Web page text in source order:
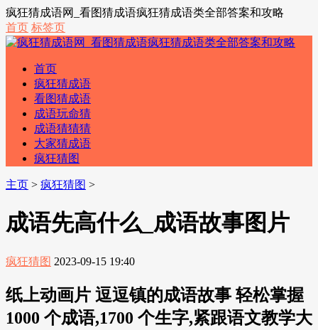
疯狂猜成语网_看图猜成语疯狂猜成语类全部答案和攻略
首页 标签页
首页
疯狂猜成语
看图猜成语
成语玩命猜
成语猜猜猜
大家猜成语
疯狂猜图
主页 > 疯狂猜图 >
成语先高什么_成语故事图片
疯狂猜图 2023-09-15 19:40
纸上动画片 逗逗镇的成语故事 轻松掌握
1000 个成语,1700 个生字,紧跟语文教学大